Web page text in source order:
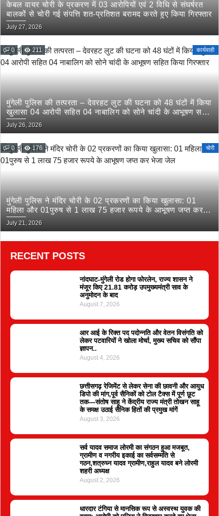
केबल वायर चोरी के प्रकरण में 03 आरोपियों एवं 2 विधि से संघर्षरत
बालकों से चोरी गई संपत्ति शत-प्रतिशत बरामद करते हुए किया गिरफ्तार
July 27, 2026
0 211 कार्यवाही
मुंगेली पुलिस की तत्परता – देवरहट लुट की घटना को 48 घंटों में किया
खुलासा 04 आरोपी सहित 04 नाबालिग को सोने चांदी के आभूषण सहित
किया गिरफ्तार
July 26, 2026
0 176 चोरी
मुंगेली पुलिस ने मंदिर चोरी के 02 प्रकरणों का किया खुलासा: 01
महिला और 01पुरुष से 1 लाख 75 हजार रूपये के आभूषण जप्त कर
भेजा जेल
July 21, 2026
RECENT POSTS
नांदघाट-मुंगेली रोड होगा फोरलेन, राज्य शासन ने
मंजूर किए 21.81 करोड़ उपमुख्यमंत्री साव के
अनुमोदन के बाद
August 7, 2026
आर आई के रिक्त पद पदोन्नति और वेतन विसंगति को
लेकर पटवारियों ने खोला मोर्चा, मुख्य सचिव को सौंपा
ज्ञापन..
August 4, 2026
छत्तीसगढ़ रेजिमेंट से लेकर सेना की छावनी और आयुध
डिपो की मांग,पूर्व सैनिकों को टोल टैक्स में पूर्ण छूट
तक—संतोष साहू ने केंद्रीय राज्य मंत्री तोखन साहू
के समक्ष उठाई सैनिक हितों की प्रमुख मांगें
August 3, 2026
सर्व यादव समाज लोरमी का संगठन हुआ मजबूत,
ग्रामीण व नगरीय इकाई का सर्वसम्मति से
गठन,शत्रुघ्न यादव ग्रामीण,राहुल यादव बने लोरमी
शहरी अध्यक्ष
August 2, 2026
धारदार टंगिया से मानसिक रूप से अस्वस्थ युवक की